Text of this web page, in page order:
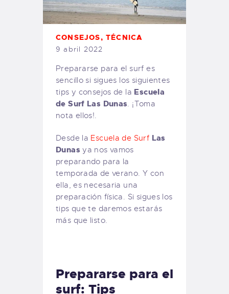
CONSEJOS,TÉCNICA
9 abril 2022
Prepararse para el surf es
sencillo si sigues los siguientes
tips y consejos de la Escuela
de Surf Las Dunas. ¡Toma
nota ellos!.
Desde la Escuela de Surf Las
Dunas ya nos vamos
preparando para la
temporada de verano. Y con
ella, es necesaria una
preparación física. Si sigues los
tips que te daremos estarás
más que listo.
Prepararse para el
surf: Tips